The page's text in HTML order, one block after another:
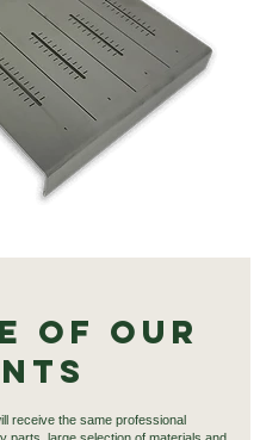
of our
receive the same professional